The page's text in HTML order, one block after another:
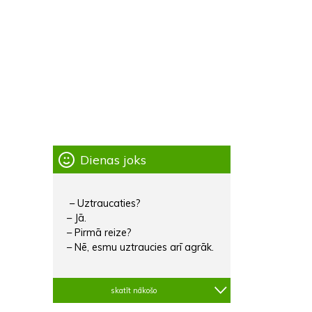
Dienas joks
– Uztraucaties?
– Jā.
– Pirmā reize?
– Nē, esmu uztraucies arī agrāk.
skatīt nākošo